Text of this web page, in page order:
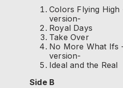
Colors Flying High
version-
Royal Days
Take Over
No More What Ifs
version-
Ideal and the Real
Side B